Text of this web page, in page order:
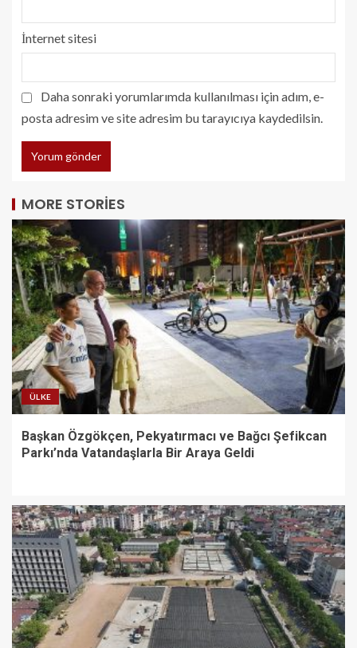
İnternet sitesi
Daha sonraki yorumlarımda kullanılması için adım, e-
posta adresim ve site adresim bu tarayıcıya kaydedilsin.
MORE STORIES
ÜLKE
Başkan Özgökçen, Pekyatırmacı ve Bağcı Şefikcan
Parkı’nda Vatandaşlarla Bir Araya Geldi